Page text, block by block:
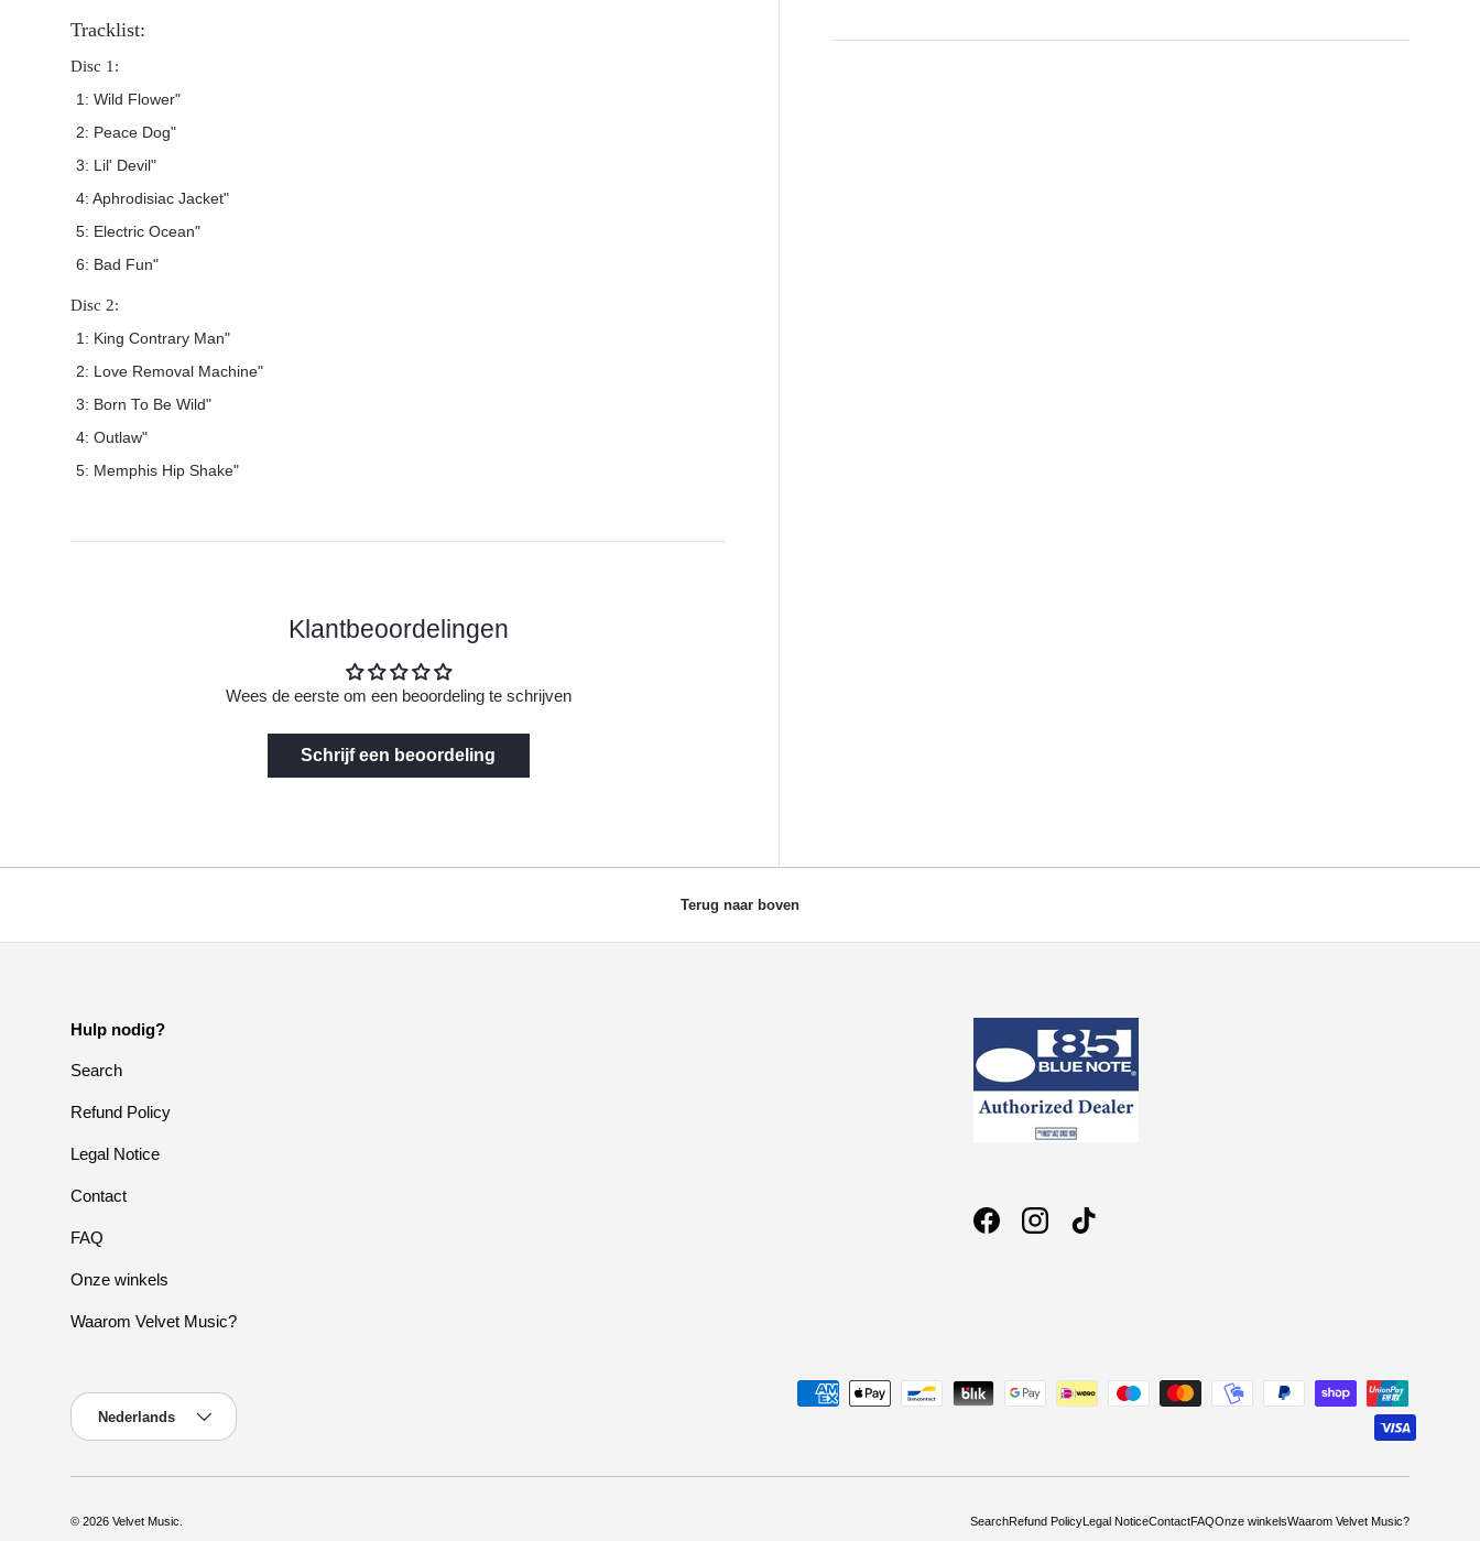
Tracklist:
Disc 1:
1: Wild Flower"
2: Peace Dog"
3: Lil' Devil"
4: Aphrodisiac Jacket"
5: Electric Ocean"
6: Bad Fun"
Disc 2:
1: King Contrary Man"
2: Love Removal Machine"
3: Born To Be Wild"
4: Outlaw"
5: Memphis Hip Shake"
Klantbeoordelingen
Wees de eerste om een beoordeling te schrijven
Schrijf een beoordeling
Terug naar boven
Hulp nodig?
Search
Refund Policy
Legal Notice
Contact
FAQ
Onze winkels
Waarom Velvet Music?
FacebookInstagramTikTok
Geaccepteerde betaalmethoden
Taal
Nederlands
© 2026 Velvet Music SearchRefund Policy Legal NoticeContactFAQOnze winkelsWaarom Velvet Music?